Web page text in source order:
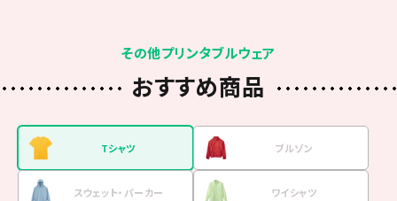
その他プリンタブルウェア
おすすめ商品
Tシャツ ブルゾン
スウェット・ パーカー ワイシャツ